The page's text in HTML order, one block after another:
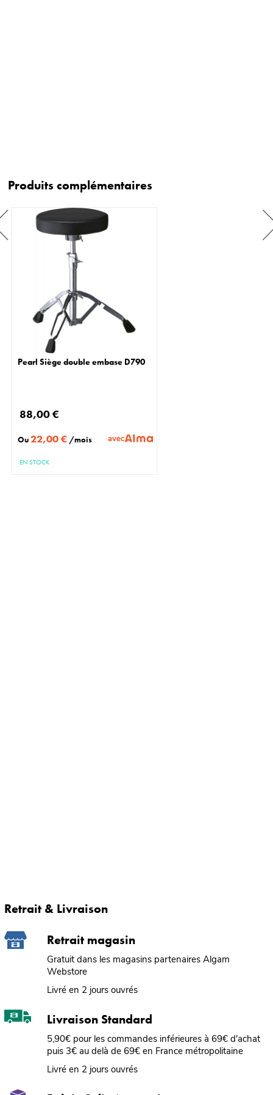
Produits complémentaires
Pearl Siège double embase D790
88,00 €
Ou22,00 € /mois avec
EN STOCK
Retrait & Livraison
Retrait magasin
Gratuit dans les magasins partenaires Algam
Webstore
Livré en 2 jours ouvrés
Livraison Standard
5,90€ pour les commandes inférieures à 69€ d'achat
puis 3€ au delà de 69€ en France métropolitaine
Livré en 2 jours ouvrés